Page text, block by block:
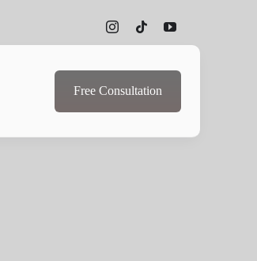
Free Consultation